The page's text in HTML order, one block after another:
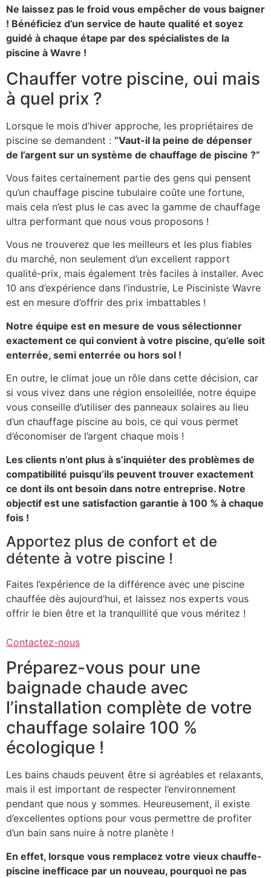
Ne laissez pas le froid vous empêcher de vous baigner
! Bénéficiez d’un service de haute qualité et soyez
guidé à chaque étape par des spécialistes de la
piscine à Wavre !
Chauffer votre piscine, oui mais
à quel prix ?
Lorsque le mois d’hiver approche, les propriétaires de
piscine se demandent : “Vaut-il la peine de dépenser
de l’argent sur un système de chauffage de piscine ?”
Vous faites certainement partie des gens qui pensent
qu’un chauffage piscine tubulaire coûte une fortune,
mais cela n’est plus le cas avec la gamme de chauffage
ultra performant que nous vous proposons !
Vous ne trouverez que les meilleurs et les plus fiables
du marché, non seulement d’un excellent rapport
qualité-prix, mais également très faciles à installer. Avec
10 ans d’expérience dans l’industrie, Le Pisciniste Wavre
est en mesure d’offrir des prix imbattables !
Notre équipe est en mesure de vous sélectionner
exactement ce qui convient à votre piscine, qu’elle soit
enterrée, semi enterrée ou hors sol !
En outre, le climat joue un rôle dans cette décision, car
si vous vivez dans une région ensoleillée, notre équipe
vous conseille d’utiliser des panneaux solaires au lieu
d’un chauffage piscine au bois, ce qui vous permet
d’économiser de l’argent chaque mois !
Les clients n’ont plus à s’inquiéter des problèmes de
compatibilité puisqu’ils peuvent trouver exactement
ce dont ils ont besoin dans notre entreprise. Notre
objectif est une satisfaction garantie à 100 % à chaque
fois !
Apportez plus de confort et de
détente à votre piscine !
Faites l’expérience de la différence avec une piscine
chauffée dès aujourd’hui, et laissez nos experts vous
offrir le bien être et la tranquillité que vous méritez !
Contactez-nous
Préparez-vous pour une
baignade chaude avec
l’installation complète de votre
chauffage solaire 100 %
écologique !
Les bains chauds peuvent être si agréables et relaxants,
mais il est important de respecter l’environnement
pendant que nous y sommes. Heureusement, il existe
d’excellentes options pour vous permettre de profiter
d’un bain sans nuire à notre planète !
En effet, lorsque vous remplacez votre vieux chauffe-
piscine inefficace par un nouveau, pourquoi ne pas